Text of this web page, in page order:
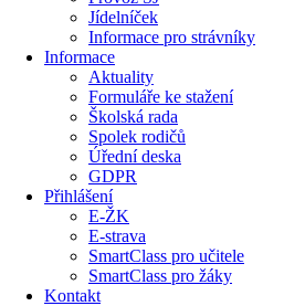
Jídelníček
Informace pro strávníky
Informace
Aktuality
Formuláře ke stažení
Školská rada
Spolek rodičů
Úřední deska
GDPR
Přihlášení
E-ŽK
E-strava
SmartClass pro učitele
SmartClass pro žáky
Kontakt